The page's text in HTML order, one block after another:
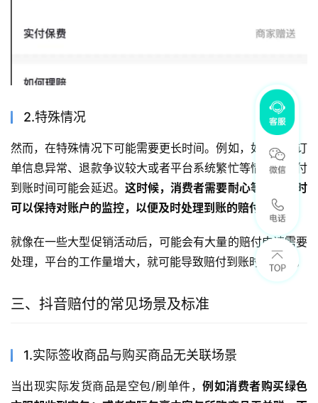
2.特殊情况
然而，在特殊情况下可能需要更长时间。例如，如果遇到订
单信息异常、退款争议较大或者平台系统繁忙等情况，赔付
到账时间可能会延迟。 这时候，消费者需要耐心等待，同时
可以保持对账户的监控，以便及时处理到账的赔付金。
就像在一些大型促销活动后，可能会有大量的赔付申请需要
处理，平台的工作量增大，就可能导致赔付到账时间延长。
三、抖音赔付的常见场景及标准
1.实际签收商品与购买商品无关联场景
当出现实际发货商品是空包/刷单件，例如消费者购买绿色